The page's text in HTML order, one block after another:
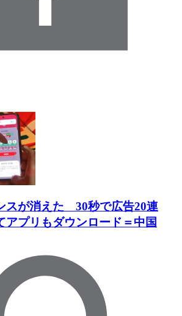
スが消えた 30秒で広告20連
プリもダウンロード＝中国